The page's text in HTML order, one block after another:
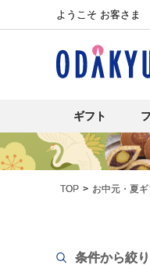
ようこそ お客さま
ギフト
TOP お中元・夏
条件から絞